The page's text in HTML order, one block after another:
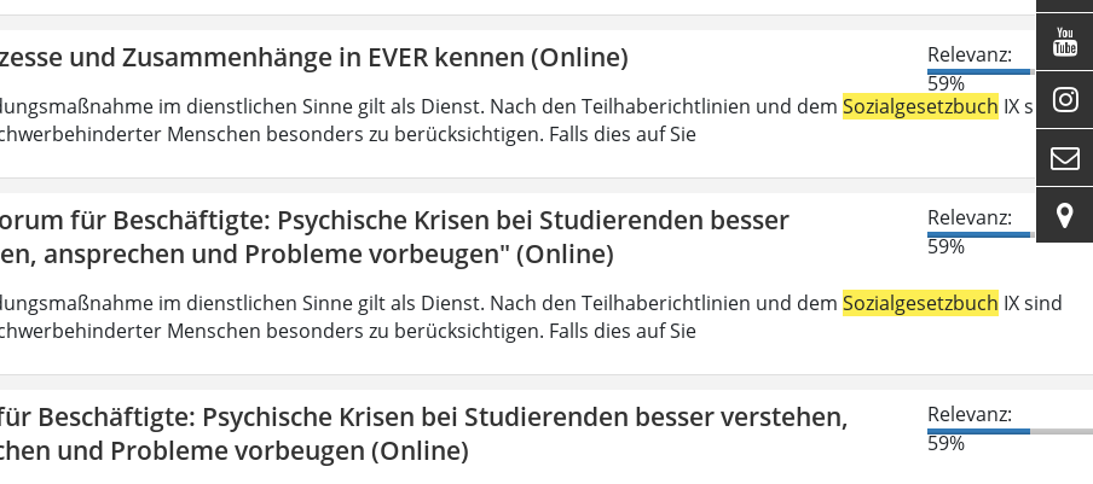
und Zusammenhänge in EVER kennen (Online)
Relevanz:
59%
im dienstlichen Sinne gilt als Dienst. Nach den Teilhaberichtlinien und dem Sozialgesetzbuch IX sind
Menschen besonders zu berücksichtigen. Falls dies auf Sie
für Beschäftigte: Psychische Krisen bei Studierenden besser
ansprechen und Probleme vorbeugen" (Online)
Relevanz:
59%
im dienstlichen Sinne gilt als Dienst. Nach den Teilhaberichtlinien und dem Sozialgesetzbuch IX sind
Menschen besonders zu berücksichtigen. Falls dies auf Sie
Beschäftigte: Psychische Krisen bei Studierenden besser verstehen,
und Probleme vorbeugen (Online)
Relevanz:
59%



